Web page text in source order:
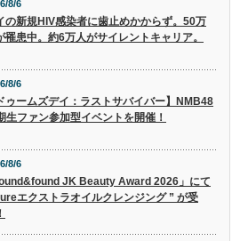
8/6
の新規HIV感染者に歯止めかからず。50万
罹患中。約6万人がサイレントキャリア。
8/6
ゥームズデイ：ラストサバイバー】NMB48
生ファン参加型イベントを開催！
8/6
JK Beauty Award 2026」にて
エクストラオイルクレンジング ” が受